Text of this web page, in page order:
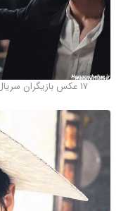
17 عکس بازیگران سریال روباه نه دم فصل دوم در لحظات نابی که ...